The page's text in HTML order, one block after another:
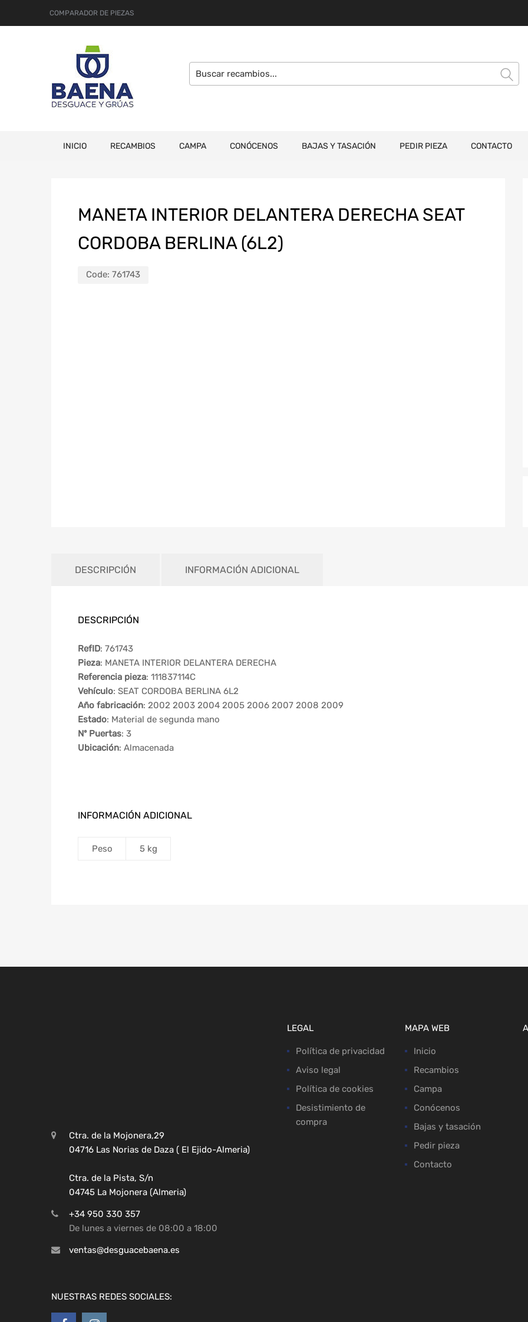
COMPARADOR DE PIEZAS
INICIO RECAMBIOS CAMPA CONÓCENOS BAJAS Y TASACIÓN PEDIR PIEZA CONTACTO
MANETA INTERIOR DELANTERA DERECHA SEAT
CORDOBA BERLINA (6L2)
Code: 761743
DESCRIPCIÓN INFORMACIÓN ADICIONAL
DESCRIPCIÓN
RefID: 761743
Pieza: MANETA INTERIOR DELANTERA DERECHA
Referencia pieza: 111837114C
Vehículo: SEAT CORDOBA BERLINA 6L2
Año fabricación: 2002 2003 2004 2005 2006 2007 2008 2009
Estado: Material de segunda mano
Nº Puertas: 3
Ubicación: Almacenada
INFORMACIÓN ADICIONAL
Peso 5 kg
Ctra. de la Mojonera,29
04716 Las Norias de Daza ( El Ejido-Almeria)
Ctra. de la Pista, S/n
04745 La Mojonera (Almeria)
+34 950 330 357
De lunes a viernes de 08:00 a 18:00
ventas@desguacebaena.es
NUESTRAS REDES SOCIALES:
LEGAL
Política de privacidad
Aviso legal
Política de cookies
Desistimiento de
compra
MAPA WEB
Inicio
Recambios
Campa
Conócenos
Bajas y tasación
Pedir pieza
Contacto